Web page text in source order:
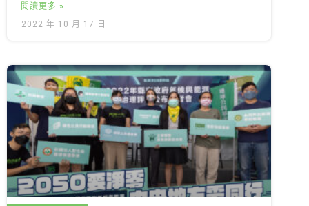
閱讀更多 »
2022 年 10 月 17 日